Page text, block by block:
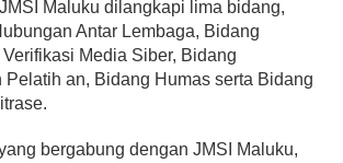
Maluku dilangkapi lima bidang,
Antar Lembaga, Bidang
Media Siber, Bidang
Pelatih an, Bidang Humas serta Bidang
bergabung dengan JMSI Maluku,